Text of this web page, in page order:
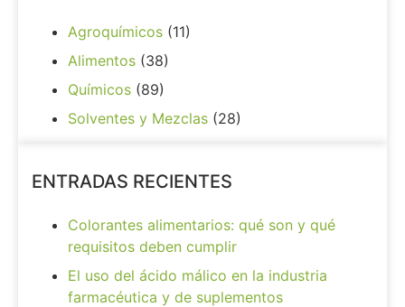
Agroquímicos (11)
Alimentos (38)
Químicos (89)
Solventes y Mezclas (28)
ENTRADAS RECIENTES
Colorantes alimentarios: qué son y qué
requisitos deben cumplir
El uso del ácido málico en la industria
farmacéutica y de suplementos